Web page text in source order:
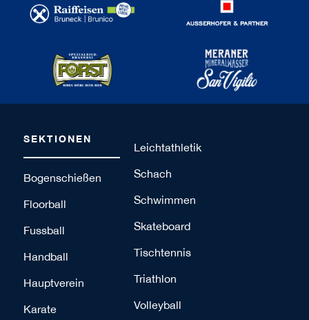
SEKTIONEN
Bogenschießen
Floorball
Fussball
Handball
Hauptverein
Karate
Leichtathletik
Schach
Schwimmen
Skateboard
Tischtennis
Triathlon
Volleyball